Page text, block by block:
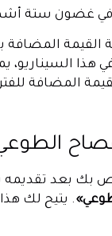
في غضون ستة
في هذا
بك بعد تقديمه
. يتيح لك